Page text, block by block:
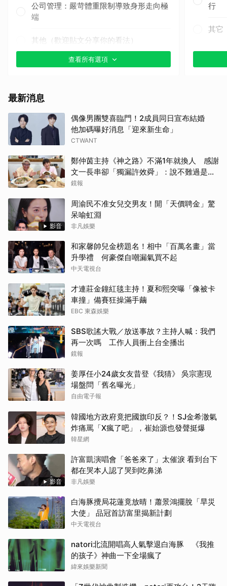
公司管理：嚴苛體重限制導致身形走向極
端
其他（歡迎貼文分享你的看法）
查看所有選項
行
其它
最新消息
偶像男團雙喜臨門！2成員同日宣布結婚
他加碼曝好消息「迎來新生命」
CTWANT
鄭仲茵主持《神之路》不滿1年就換人 感謝
文一長串卻「獨漏許效舜」：說不難過是騙
人的
鏡報
影音
周渝民不准女兒交男友！開「天價聘金」驚
呆喻虹淵
非凡娛樂
和家馨帥兒金榜題名！相中「百萬名畫」當
升學禮 何豪傑自嘲漏氣買不起
中天電視台
才連莊金鐘紅毯主持！夏和熙突曝「像被卡
車撞」備賽狂操滿手繭
EBC 東森娛樂
SBS歌謠大戰／放送事故？主持人喊：我們
再一次嗎 工作人員衝上台全播出
鏡報
姜厚任小24歲女友昔登《我猜》 吳宗憲現
場盤問「舊名曝光」
自由電子報
韓國地方政府竟把國旗印反？！SJ金希澈氣
炸痛罵「X瘋了吧」，崔始源也發聲挺爆
韓星網
影音
許富凱演唱會「爸爸來了」太催淚 看到台下
都在哭本人認了哭到吃鼻涕
非凡娛樂
白海豚攪局花蓮竟放晴！蕭景鴻擺脫「旱災
大使」 品冠首訪富里揭新計劃
中天電視台
natori北流開唱高人氣擊退白海豚 《我推
的孩子》神曲一下全場瘋了
緯來娛樂新聞